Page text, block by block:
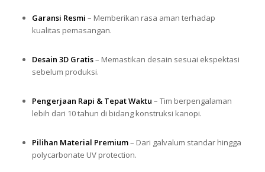
Garansi Resmi – Memberikan rasa aman terhadap
kualitas pemasangan.
Desain 3D Gratis– Memastikan desain sesuai ekspektasi
sebelum produksi.
Pengerjaan Rapi & Tepat Waktu – Tim berpengalaman
lebih dari 10 tahun di bidang konstruksi kanopi.
Pilihan Material Premium– Dari galvalum standar hingga
polycarbonate UV protection.